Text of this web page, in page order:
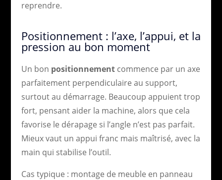
reprendre.
Positionnement : l’axe, l’appui, et la
pression au bon moment
Un bon positionnementcommence par un axe
parfaitement perpendiculaire au support,
surtout au démarrage. Beaucoup appuient trop
fort, pensant aider la machine, alors que cela
favorise le dérapage si l’angle n’est pas parfait.
Mieux vaut un appui franc mais maîtrisé, avec la
main qui stabilise l’outil.
Cas typique : montage de meuble en panneau